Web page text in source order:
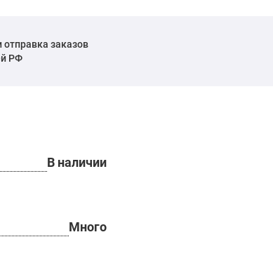
отправка заказов
РФ
В наличии
Много